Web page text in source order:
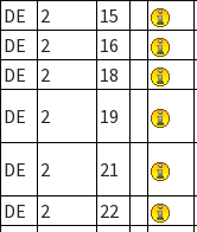
DE
2 15
DE
2 16
DE
2 18
DE
2 19
DE 2 21
DE
2 22